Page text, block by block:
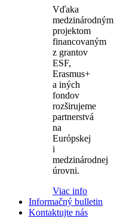
Vďaka
medzinárodným
projektom
financovaným
z grantov
ESF,
Erasmus+
a iných
fondov
rozširujeme
partnerstvá
na
Európskej
i
medzinárodnej
úrovni.
Viac info
Informačný bulletin
Kontaktujte nás